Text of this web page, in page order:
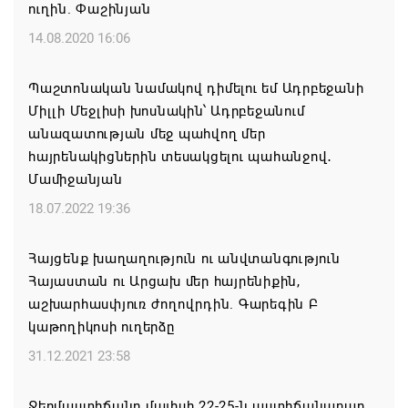
Միասնական աղոթք և Ամենայն Հայոց
Կաթողիկոսի հայրապետական պատգամը
07.08.2026 19:50
Ժամանակակից Բելառուսին պակասում է այն
կառավարման համակարգը, որը կար խորհրդային
ժամանակներում, հայտարարել է Ալեքսանդր
Լուկաշենկոն
ՀՀ ԱԱԾ սահմանապահ զորքերի
պատվիրակությունն այցելել է Լիտվայի
Հանրապետություն
07.08.2026 16:57
ուղին. Փաշինյան
14.08.2020 16:06
Պաշտոնական նամակով դիմելու եմ Ադրբեջանի
Միլլի Մեջլիսի խոսնակին՝ Ադրբեջանում
անազատության մեջ պահվող մեր
հայրենակիցներին տեսակցելու պահանջով․
Մամիջանյան
18.07.2022 19:36
Հայցենք խաղաղություն ու անվտանգություն
Հայաստան ու Արցախ մեր հայրենիքին,
աշխարհասփյուռ ժողովրդին. Գարեգին Բ
կաթողիկոսի ուղերձը
31.12.2021 23:58